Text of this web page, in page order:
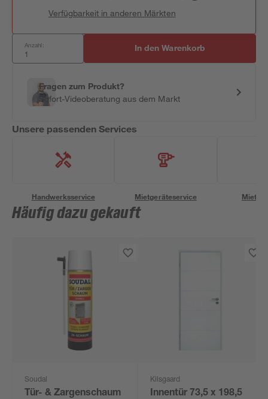
Verfügbarkeit in anderen Märkten
Anzahl: In den Warenkorb
Fragen zum Produkt?
Sofort-Videoberatung aus dem Markt
Unsere passenden Services
Handwerksservice Mietgeräteservice
Häufig dazu gekauft
Soudal
Tür- & Zargenschaum
Kilsgaard
Innentür 73,5 x 198,5